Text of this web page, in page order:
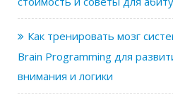
Как тренировать мозг
Brain Programming для
внимания и логики